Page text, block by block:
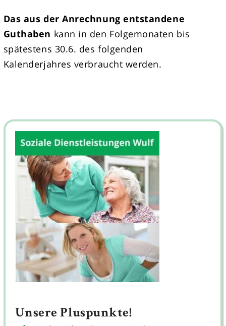
Das aus der Anrechnung entstandene
Guthaben kann in den Folgemonaten bis
spätestens 30.6. des folgenden
Kalenderjahres verbraucht werden.
Unsere Pluspunkte!